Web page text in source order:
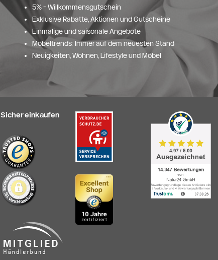
5% - Willkommensgutschein
Exklusive Rabatte, Aktionen und Gutscheine
Einmalige und saisonale Angebote
Möbeltrends: Immer auf dem neuesten Stand
Neuigkeiten, Wohnen, Lifestyle und Möbel
Sicher einkaufen